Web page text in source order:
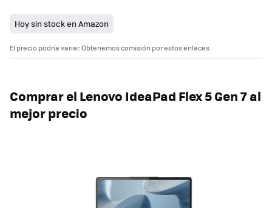
Hoy sin stock en Amazon
El precio podría variar. Obtenemos comisión por estos enlaces
Comprar el Lenovo IdeaPad Flex 5 Gen 7 al
mejor precio